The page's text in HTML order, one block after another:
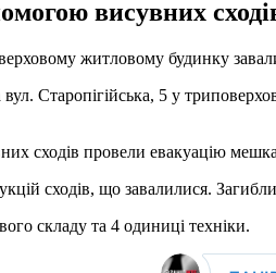
висувних
житловому будинку
Старопігійська, 5 у
сходів провели евакуацію
сходів, що завалилися.
складу та 4 одиниці техніки.